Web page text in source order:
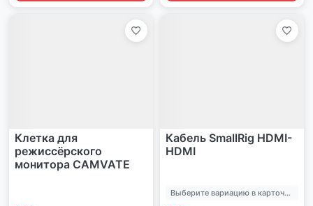
Клетка для
режиссёрского
монитора CAMVATE
Кабель SmallRig HDMI-
HDMI
Выберите вариацию в карточке позиции